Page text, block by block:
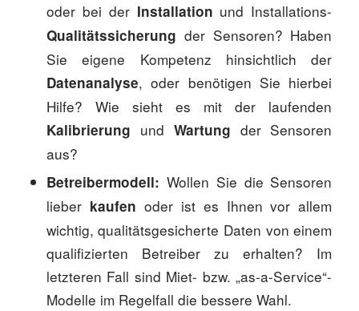
oder bei der Installation und Installations-
Qualitätssicherung der Sensoren? Haben
Sie eigene Kompetenz hinsichtlich der
Datenanalyse, oder benötigen Sie hierbei
Hilfe? Wie sieht es mit der laufenden
Kalibrierung und Wartung der Sensoren
aus?
Betreibermodell: Wollen Sie die Sensoren
lieber kaufen oder ist es Ihnen vor allem
wichtig, qualitätsgesicherte Daten von einem
qualifizierten Betreiber zu erhalten? Im
letzteren Fall sind Miet- bzw. „as-a-Service“-
Modelle im Regelfall die bessere Wahl.